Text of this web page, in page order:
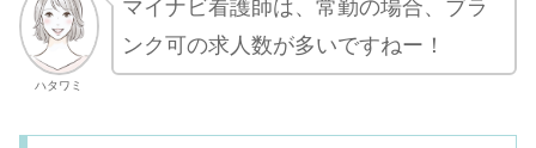
ハタワミ
マイナビ看護師は、常勤の場合、ブラ
ンク可の求人数が多いですねー！